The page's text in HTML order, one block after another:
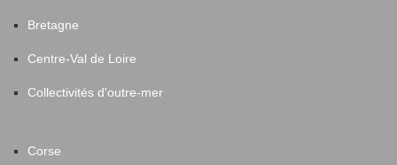
Bretagne
Centre-Val de Loire
Collectivités d'outre-mer
Corse